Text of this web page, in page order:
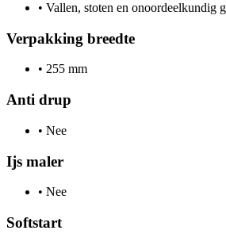
• Vallen, stoten en onoordeelkundig
Verpakking breedte
• 255 mm
Anti drup
• Nee
Ijs maler
• Nee
Softstart